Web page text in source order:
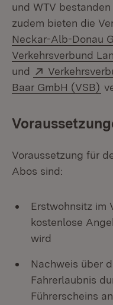
und WTV
zudem bieten die
Neckar-Alb-Donau
Verkehrsverbund
und
Extern:
Baar GmbH (VSB)
Voraussetzung für
Abos sind:
Erstwohnsitz im
kostenlose
wird
Nachweis über
Fahrerlaubnis
Führerscheins